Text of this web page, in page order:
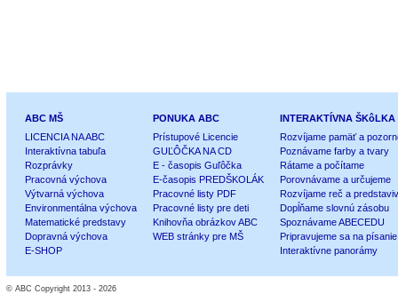
ABC MŠ
LICENCIA NA ABC
Interaktívna tabuľa
Rozprávky
Pracovná výchova
Výtvarná výchova
Environmentálna výchova
Matematické predstavy
Dopravná výchova
E-SHOP
PONUKA ABC
Prístupové Licencie
GUĽÔČKA NA CD
E - časopis Guľôčka
E-časopis PREDŠKOLÁK
Pracovné listy PDF
Pracovné listy pre deti
Knihovňa obrázkov ABC
WEB stránky pre MŠ
INTERAKTÍVNA ŠKôLKA
Rozvíjame pamäť a
Poznávame farby a tvary
Rátame a počítame
Porovnávame a určujeme
Rozvíjame reč a
Dopĺňame slovnú zásobu
Spoznávame ABECEDU
Pripravujeme sa na písanie
Interaktívne panorámy
© ABC Copyright 2013 - 2026